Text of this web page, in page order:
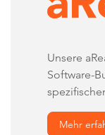
Unsere
Software-
Mehr